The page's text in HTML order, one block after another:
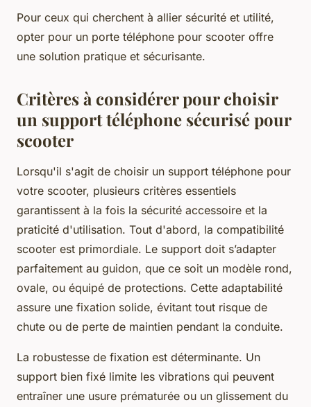
Pour ceux qui cherchent à allier sécurité et utilité,
opter pour un porte téléphone pour scooter offre
une solution pratique et sécurisante.
Critères à considérer pour choisir
un support téléphone sécurisé pour
scooter
Lorsqu'il s'agit de choisir un support téléphone pour
votre scooter, plusieurs critères essentiels
garantissent à la fois la sécurité accessoire et la
praticité d'utilisation. Tout d'abord, la compatibilité
scooter est primordiale. Le support doit s’adapter
parfaitement au guidon, que ce soit un modèle rond,
ovale, ou équipé de protections. Cette adaptabilité
assure une fixation solide, évitant tout risque de
chute ou de perte de maintien pendant la conduite.
La robustesse de fixation est déterminante. Un
support bien fixé limite les vibrations qui peuvent
entraîner une usure prématurée ou un glissement du